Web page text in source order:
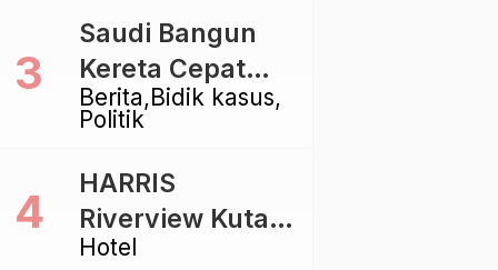
Golkar di
Singaraja
Berita Bidik kasus
Politik
Saudi Bangun
Kereta Cepat
Rp112 Triliun,
Proyek Rp116
Triliun yang
Baru Sampai
Hotel
HARRIS
Riverview Kuta
Bali Tawarkan